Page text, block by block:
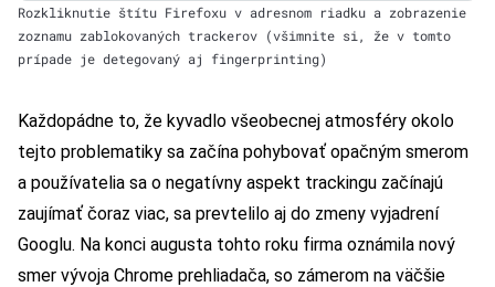
Rozkliknutie štítu Firefoxu v adresnom riadku a zobrazenie
zoznamu zablokovaných trackerov (všimnite si, že v tomto
prípade je detegovaný aj fingerprinting)
Každopádne to, že kyvadlo všeobecnej atmosféry okolo
tejto problematiky sa začína pohybovať opačným smerom
a používatelia sa o negatívny aspekt trackingu začínajú
zaujímať čoraz viac, sa prevtelilo aj do zmeny vyjadrení
Googlu. Na konci augusta tohto roku firma oznámila nový
smer vývoja Chrome prehliadača, so zámerom na väčšie